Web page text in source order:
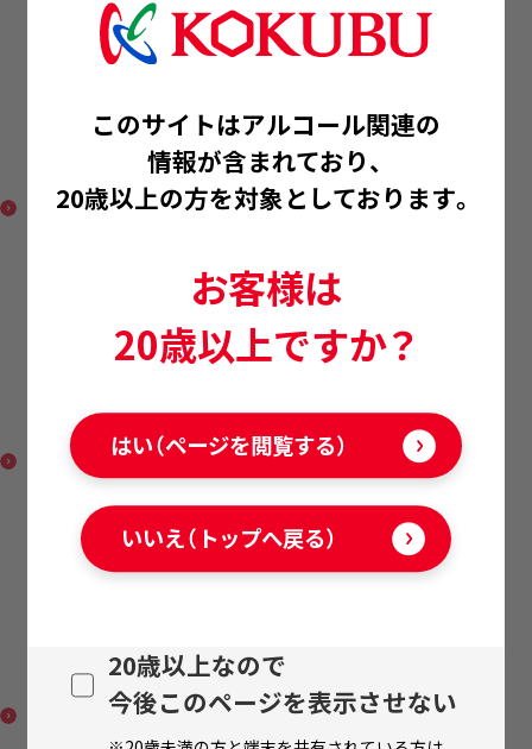
このサイトはアルコール関連の
情報が含まれており、
20歳以上の方を対象としております。
お客様は
20歳以上ですか？
はい（ページを閲覧する）
いいえ（トップへ戻る）
20歳以上なので
今後このページを表示させない
濃醇 ブラッドオレンジ
濃醇 桃
濃醇 マンゴー